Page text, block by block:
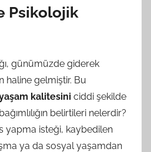
Psikolojik
günümüzde giderek
haline gelmiştir. Bu
kalitesini ciddi şekilde
belirtileri nelerdir?
yapma isteği, kaybedilen
ya da sosyal yaşamdan